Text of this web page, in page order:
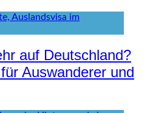
auf Deutschland?
Auswanderer und